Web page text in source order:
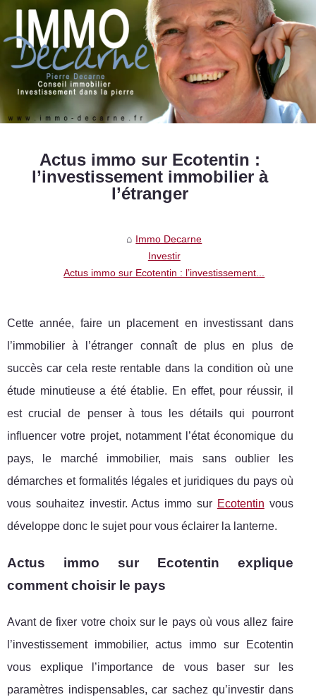
Actus immo sur Ecotentin :
l’investissement immobilier à
l’étranger
Immo Decarne
Investir
Actus immo sur Ecotentin : l’investissement...
Cette année, faire un placement en investissant dans
l’immobilier à l’étranger connaît de plus en plus de
succès car cela reste rentable dans la condition où une
étude minutieuse a été établie. En effet, pour réussir, il
est crucial de penser à tous les détails qui pourront
influencer votre projet, notamment l’état économique du
pays, le marché immobilier, mais sans oublier les
démarches et formalités légales et juridiques du pays où
vous souhaitez investir. Actus immo sur Ecotentin vous
développe donc le sujet pour vous éclairer la lanterne.
Actus immo sur Ecotentin explique
comment choisir le pays
Avant de fixer votre choix sur le pays où vous allez faire
l’investissement immobilier, actus immo sur Ecotentin
vous explique l’importance de vous baser sur les
paramètres indispensables, car sachez qu’investir dans